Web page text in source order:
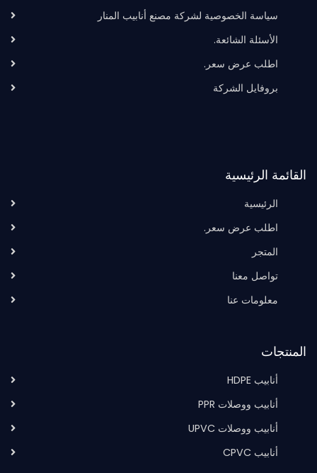
سياسة الخصوصية لشركة مصنع أنابيب المنار
الأسئلة الشائعة.
اطلب عرض سعر.
بروفايل الشركة
القائمة الرئيسية
الرئيسية
اطلب عرض سعر.
المتجر
تواصل معنا
معلومات عنا
المنتجات
أنابيب HDPE
أنابيب ووصلات PPR
أنابيب ووصلات UPVC
أنابيب CPVC